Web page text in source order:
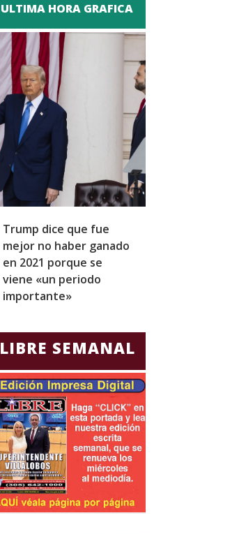
ULTIMA HORA GRAFICA
Trump dice que fue
mejor no haber ganado
en 2021 porque se
viene «un periodo
importante»
LIBRE SEMANAL